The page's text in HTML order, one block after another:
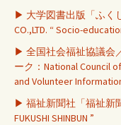
▶ 大学図書出版「ふくし
CO.,LTD. “ Socio-
▶ 全国社会福祉協議会
ーク：National Council
and Volunteer
▶ 福祉新聞社「福祉新
FUKUSHI SHINBUN ”